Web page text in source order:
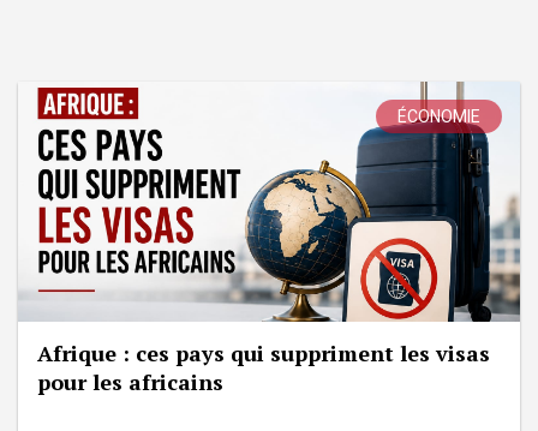
ÉCONOMIE
Afrique : ces pays qui suppriment les visas
pour les africains